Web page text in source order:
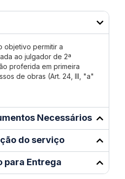
objetivo permitir a
ao julgador de 2ª
proferida em primeira
de obras (Art. 24, III, "a"
Necessários
do serviço
para Entrega